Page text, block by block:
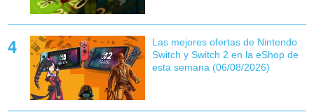
Las mejores ofertas de Nintendo
Switch y Switch 2 en la eShop de
esta semana (06/08/2026)